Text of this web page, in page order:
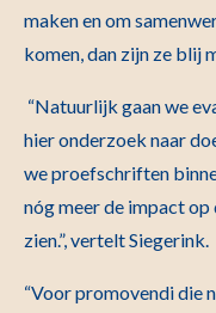
maken en om
komen, dan zijn ze blij
“Natuurlijk gaan we
hier onderzoek naar
we proefschriften
nóg meer de impact op
zien.”, vertelt Siegerink.
“Voor promovendi die